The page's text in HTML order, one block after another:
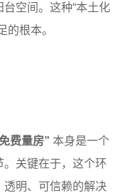
空间。这种“本土化
的根本。
费量房” 本身是一个
关键在于，这个环
透明、可信赖的解决